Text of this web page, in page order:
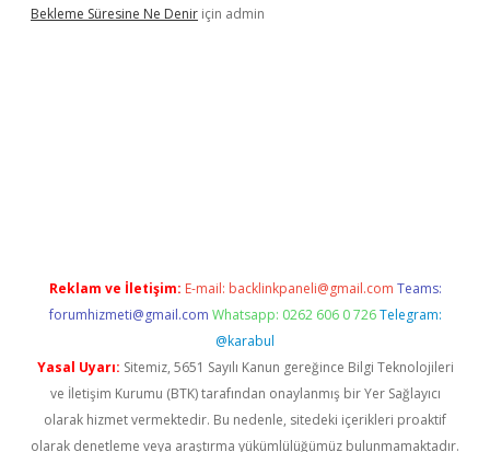
Bekleme Süresine Ne Denir için admin
Reklam ve İletişim: E-mail: backlinkpaneli@gmail.com Teams:
forumhizmeti@gmail.com Whatsapp: 0262 606 0 726 Telegram:
@karabul
Yasal Uyarı: Sitemiz, 5651 Sayılı Kanun gereğince Bilgi Teknolojileri
ve İletişim Kurumu (BTK) tarafından onaylanmış bir Yer Sağlayıcı
olarak hizmet vermektedir. Bu nedenle, sitedeki içerikleri proaktif
olarak denetleme veya araştırma yükümlülüğümüz bulunmamaktadır.